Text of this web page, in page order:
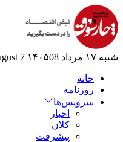
شنبه ۱۷ مرداد ۱۴۰۵ 08 2026August 7 شعبان 2026
خانه
روزنامه
سرویس‌ها
اخبار
کلان
پیشرفت